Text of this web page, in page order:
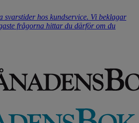
svarstider hos kundservice. Vi beklagar
frågorna hittar du därför om du